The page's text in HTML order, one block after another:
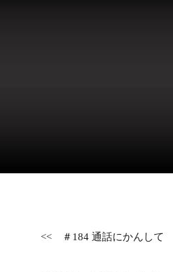
<< ＃184 通話にかんして